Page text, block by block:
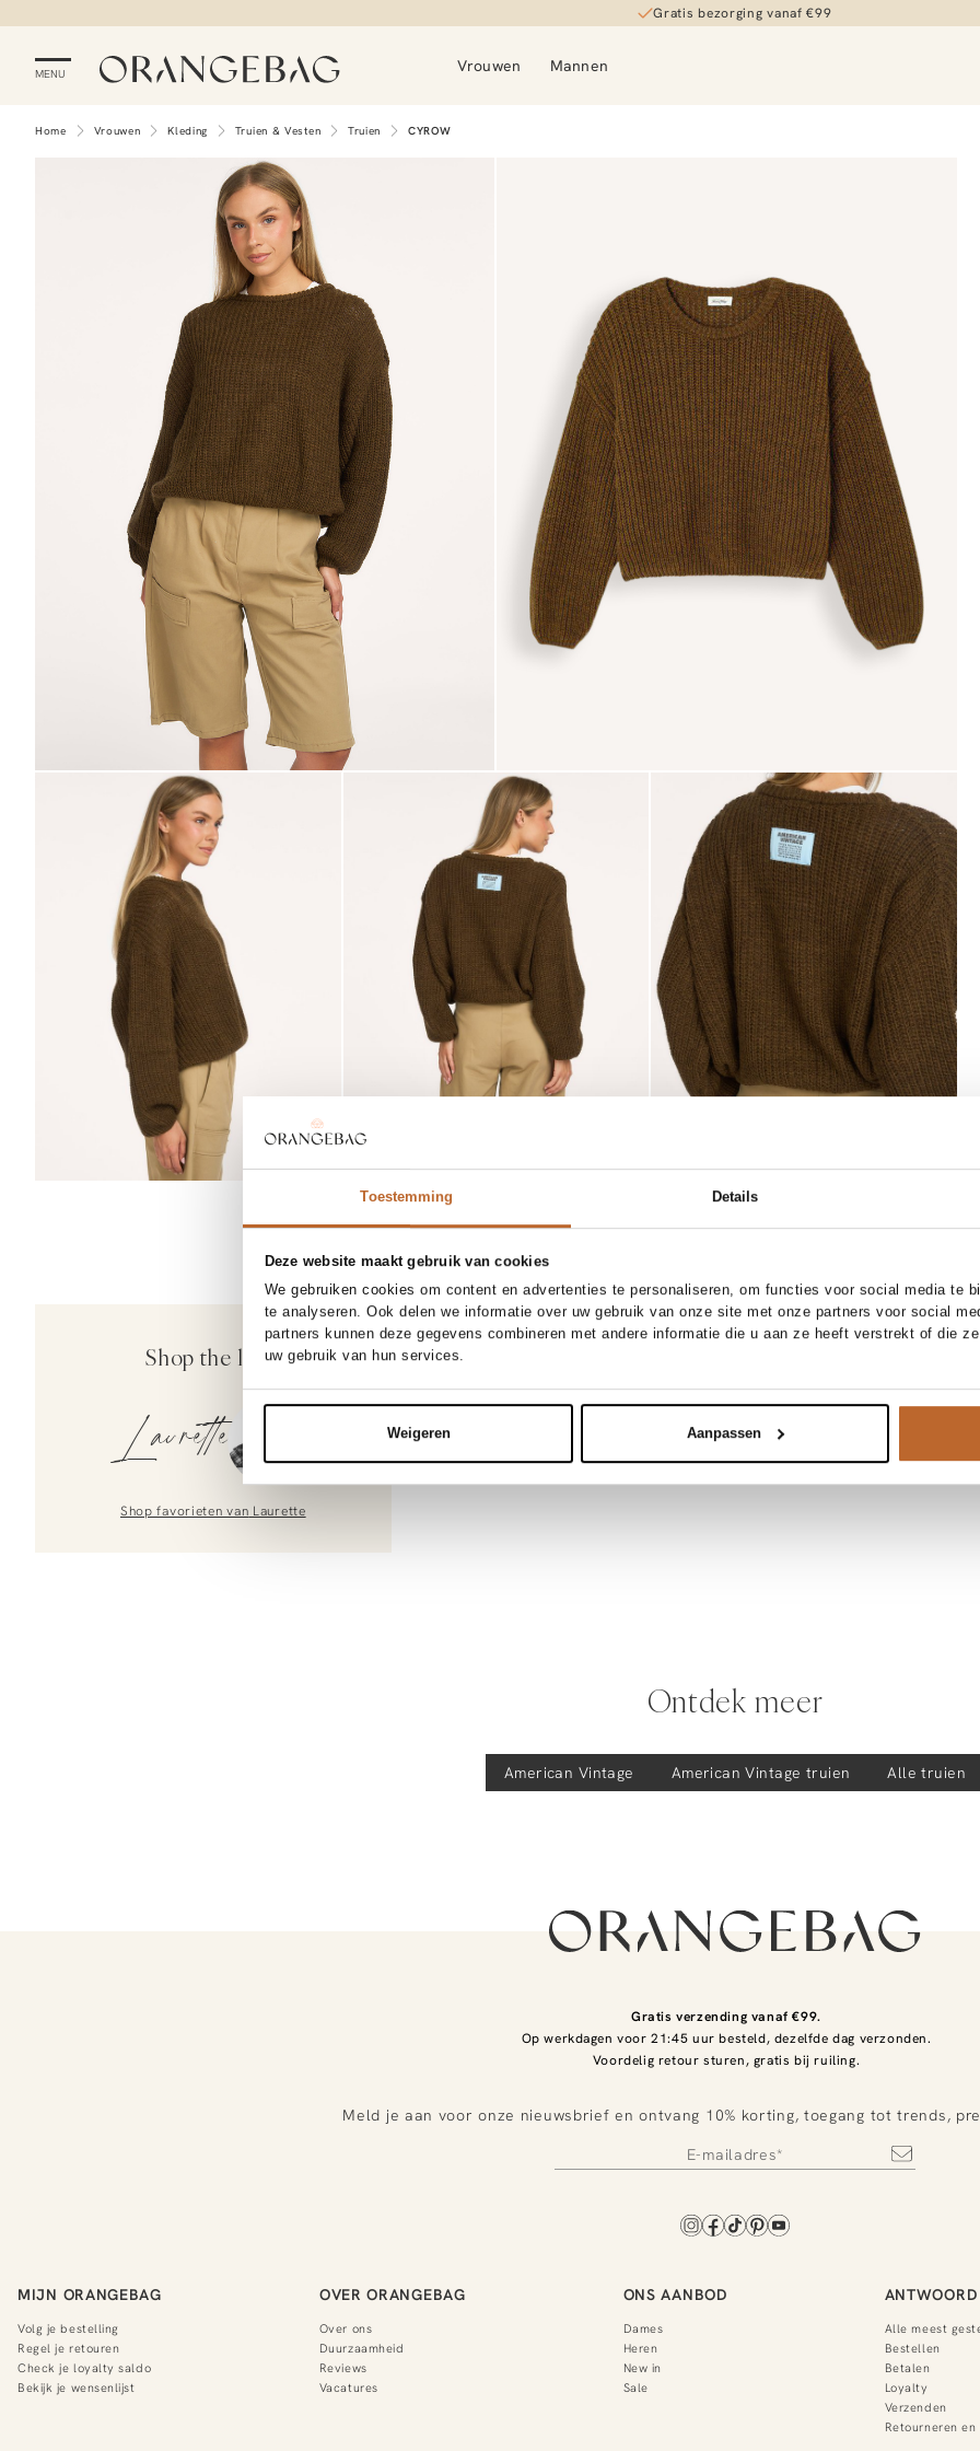
Toestemming Details
Deze website maakt gebruik van cookies
We gebruiken cookies om content en advertenties te personaliseren, om functies voor social media te
te analyseren. Ook delen we informatie over uw gebruik van onze site met onze partners voor social
partners kunnen deze gegevens combineren met andere informatie die u aan ze heeft verstrekt of die
uw gebruik van hun services.
Weigeren Aanpassen
Gratis bezorging vanaf €99
MENU Vrouwen Mannen
Home Vrouwen Kleding Truien & Vesten Truien CYROW
Shop the look
Laurette
Shop favorieten van Laurette
S XL
Co'Couture
Kesha, katoenmix bermuda short
129,-
Ellen Beekmans
30,-
Ontdek meer
American Vintage American Vintage truien Alle truien
Gratis verzending vanaf €99.
Op werkdagen voor 21:45 uur besteld, dezelfde dag verzonden.
Voordelig retour sturen, gratis bij ruiling.
Meld je aan voor onze nieuwsbrief en ontvang 10% korting, toegang tot trends,
MIJN ORANGEBAG
Volg je bestelling
Regel je retouren
Check je loyalty saldo
Bekijk je wensenlijst
OVER ORANGEBAG
Over ons
Duurzaamheid
Reviews
Vacatures
ONS AANBOD
Dames
Heren
New in
Sale
Alle meest
Bestellen
Betalen
Loyalty
Verzenden
Retourneren en